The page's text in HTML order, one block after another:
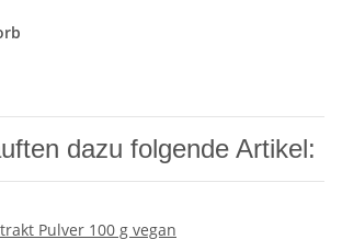
dazu folgende Artikel: